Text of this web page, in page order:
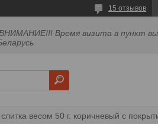
15 отзывов
Время визита в пункт
весом 50 г. коричневый с